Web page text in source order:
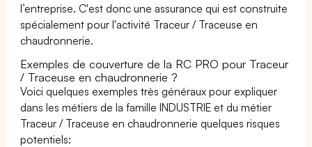
l’entreprise. C'est donc une assurance qui est construite
spécialement pour l'activité Traceur / Traceuse en
chaudronnerie.
Exemples de couverture de la RC PRO pour Traceur
/ Traceuse en chaudronnerie ?
Voici quelques exemples très généraux pour expliquer
dans les métiers de la famille INDUSTRIE et du métier
Traceur / Traceuse en chaudronnerie quelques risques
potentiels: